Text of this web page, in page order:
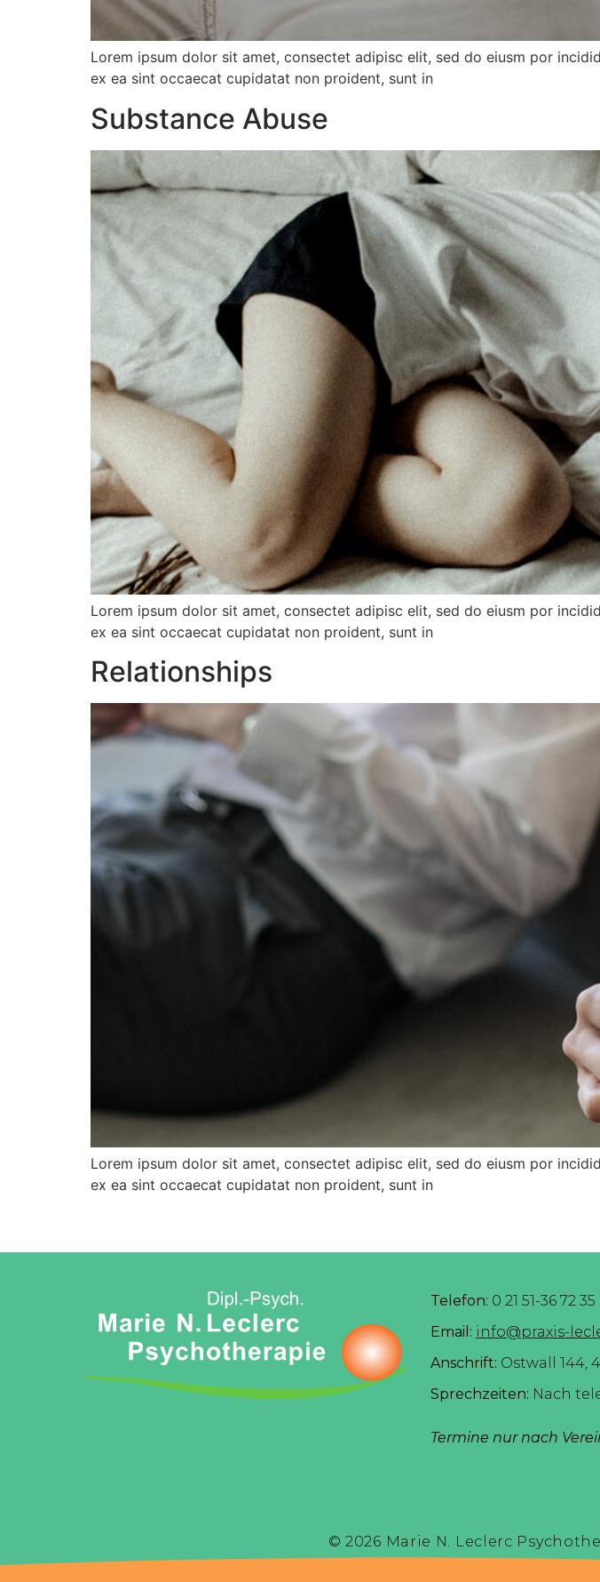
Lorem ipsum dolor sit amet, consectet adipisc elit, sed do eiusm por
ex ea sint occaecat cupidatat non proident, sunt in
Substance Abuse
Lorem ipsum dolor sit amet, consectet adipisc elit, sed do eiusm por
ex ea sint occaecat cupidatat non proident, sunt in
Relationships
Lorem ipsum dolor sit amet, consectet adipisc elit, sed do eiusm por
ex ea sint occaecat cupidatat non proident, sunt in
Telefon: 0 21 51-36 72 35
Email: info@praxis-
Anschrift: Ostwall 144,
Sprechzeiten: Nach
Termine nur nach
© 2026 Marie N. Leclerc